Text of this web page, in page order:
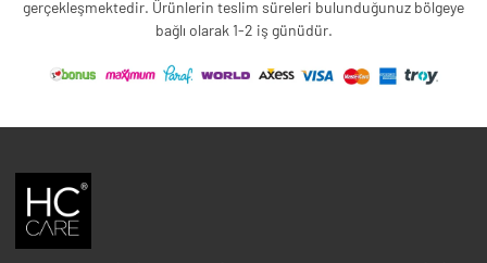
gerçekleşmektedir. Ürünlerin teslim süreleri bulunduğunuz bölgeye
bağlı olarak 1-2 iş günüdür.